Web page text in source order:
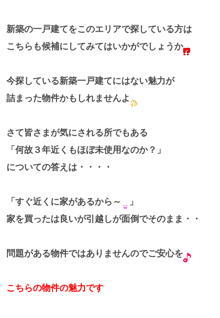
新築の一戸建てをこのエリアで探している方は
こちらも候補にしてみてはいかがでしょうか
今探している新築一戸建てにはない魅力が
詰まった物件かもしれませんよ
さて皆さまが気にされる所でもある
「何故３年近くもほぼ未使用なのか？」
についての答えは・・・・
「すぐ近くに家があるから～
」
家を買ったは良いが引越しが面倒でそのまま・・
問題がある物件ではありませんのでご安心を
こちらの物件の魅力です